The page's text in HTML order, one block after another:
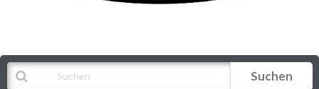
Suchen